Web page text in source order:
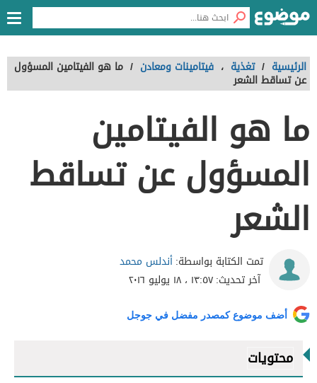
الرئيسية / تغذية ، فيتامينات ومعادن / ما هو الفيتامين المسؤول
عن تساقط الشعر
ما هو الفيتامين
المسؤول عن تساقط
الشعر
تمت الكتابة بواسطة:أندلس محمد
آخر تحديث:١٣:٥٧ ، ١٨ يوليو ٢٠١٦
أضف موضوع كمصدر مفضل في جوجل
محتويات